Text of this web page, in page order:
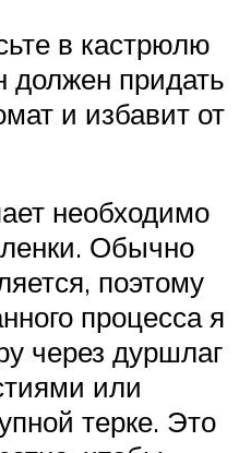
в кастрюлю
придать
и избавит от
необходимо
Обычно
поэтому
процесса я
через дуршлаг
или
терке. Это